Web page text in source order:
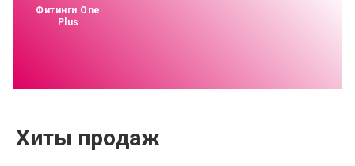
Фитинги One
Plus
Хиты продаж